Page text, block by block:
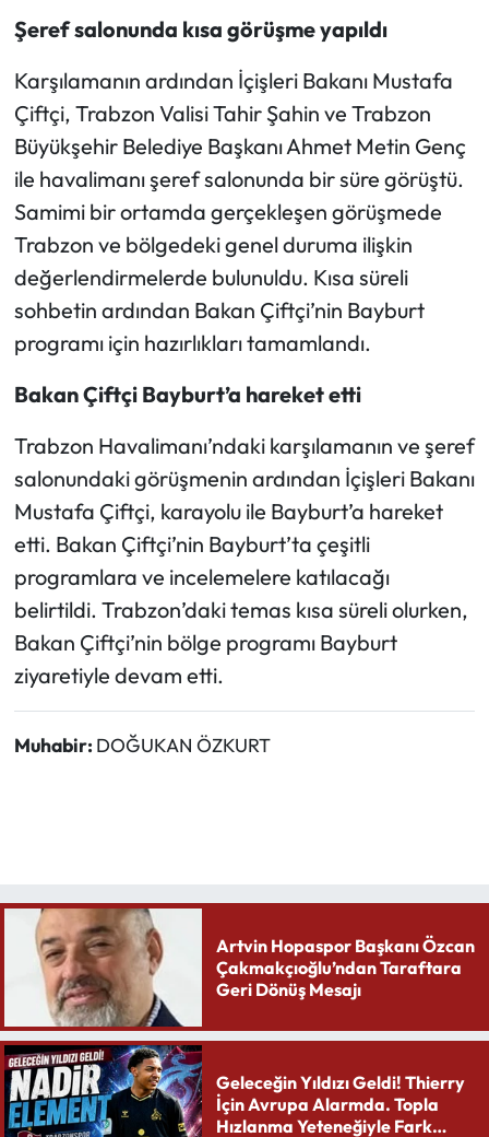
Şeref salonunda kısa görüşme yapıldı
Karşılamanın ardından İçişleri Bakanı Mustafa
Çiftçi, Trabzon Valisi Tahir Şahin ve Trabzon
Büyükşehir Belediye Başkanı Ahmet Metin Genç
ile havalimanı şeref salonunda bir süre görüştü.
Samimi bir ortamda gerçekleşen görüşmede
Trabzon ve bölgedeki genel duruma ilişkin
değerlendirmelerde bulunuldu. Kısa süreli
sohbetin ardından Bakan Çiftçi’nin Bayburt
programı için hazırlıkları tamamlandı.
Bakan Çiftçi Bayburt’a hareket etti
Trabzon Havalimanı’ndaki karşılamanın ve şeref
salonundaki görüşmenin ardından İçişleri Bakanı
Mustafa Çiftçi, karayolu ile Bayburt’a hareket
etti. Bakan Çiftçi’nin Bayburt’ta çeşitli
programlara ve incelemelere katılacağı
belirtildi. Trabzon’daki temas kısa süreli olurken,
Bakan Çiftçi’nin bölge programı Bayburt
ziyaretiyle devam etti.
Muhabir: DOĞUKAN ÖZKURT
Artvin Hopaspor Başkanı Özcan
Çakmakçıoğlu’ndan Taraftara
Geri Dönüş Mesajı
Geleceğin Yıldızı Geldi! Thierry
İçin Avrupa Alarmda. Topla
Hızlanma Yeteneğiyle Fark